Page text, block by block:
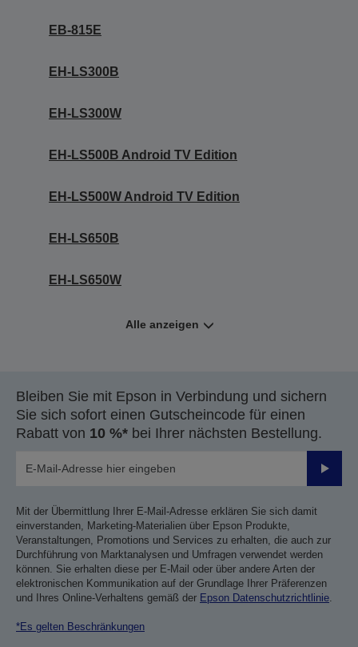
EB-815E
EH-LS300B
EH-LS300W
EH-LS500B Android TV Edition
EH-LS500W Android TV Edition
EH-LS650B
EH-LS650W
Alle anzeigen
Bleiben Sie mit Epson in Verbindung und sichern
Sie sich sofort einen Gutscheincode für einen
Rabatt von 10 %* bei Ihrer nächsten Bestellung.
Mit der Übermittlung Ihrer E-Mail-Adresse erklären Sie sich damit
einverstanden, Marketing-Materialien über Epson Produkte,
Veranstaltungen, Promotions und Services zu erhalten, die auch zur
Durchführung von Marktanalysen und Umfragen verwendet werden
können. Sie erhalten diese per E-Mail oder über andere Arten der
elektronischen Kommunikation auf der Grundlage Ihrer Präferenzen
und Ihres Online-Verhaltens gemäß der Epson Datenschutzrichtlinie.
*Es gelten Beschränkungen